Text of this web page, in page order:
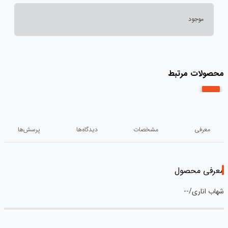
موجود
محصولات مرتبط
معرفی مشخصات دیدگاه‌ها پرسش‌ها
معرفی محصول
شهاب اناری/--